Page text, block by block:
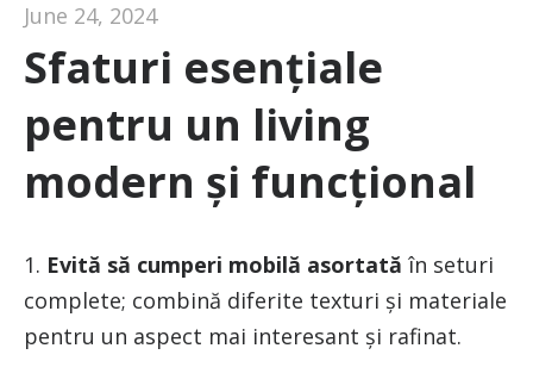
June 24, 2024
Sfaturi esențiale
pentru un living
modern și funcțional
1. Evită să cumperi mobilă asortată în seturi
complete; combină diferite texturi și materiale
pentru un aspect mai interesant și rafinat.